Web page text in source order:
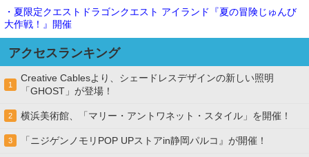
・夏限定クエストドラゴンクエスト アイランド『夏の冒険じゅんび
大作戦！』開催
アクセスランキング
1
Creative Cablesより、シェードレスデザインの新しい照明
「GHOST」が登場！
2 横浜美術館、「マリー・アントワネット・スタイル」を開催！
3 「ニジゲンノモリPOP UPストアin静岡パルコ』が開催！